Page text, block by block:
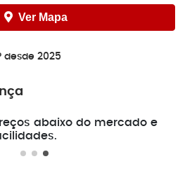
Ver Mapa
desde 2025
abaixo do mercado e